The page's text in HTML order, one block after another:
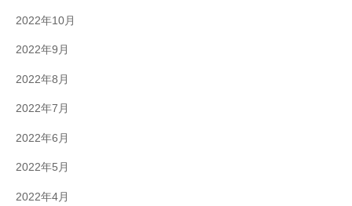
2022年10月
2022年9月
2022年8月
2022年7月
2022年6月
2022年5月
2022年4月